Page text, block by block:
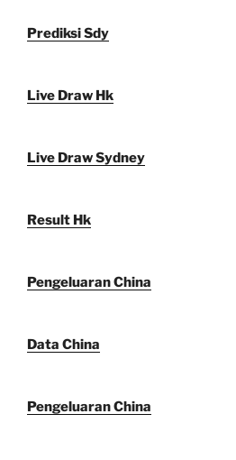
Prediksi Sdy
Live Draw Hk
Live Draw Sydney
Result Hk
Pengeluaran China
Data China
Pengeluaran China